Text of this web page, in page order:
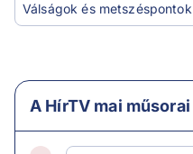
Válságok és metszéspontok
A HírTV mai műsorai